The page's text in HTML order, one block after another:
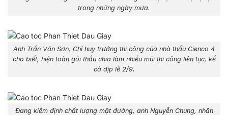
trong những ngày mưa.
Anh Trần Văn Sơn, Chỉ huy trưởng thi công của nhà thầu Cienco 4
cho biết, hiện toàn gói thầu chia làm nhiều mũi thi công liên tục, kể
cả dịp lễ 2/9.
Đang kiểm định chất lượng mặt đường, anh Nguyễn Chung, nhân